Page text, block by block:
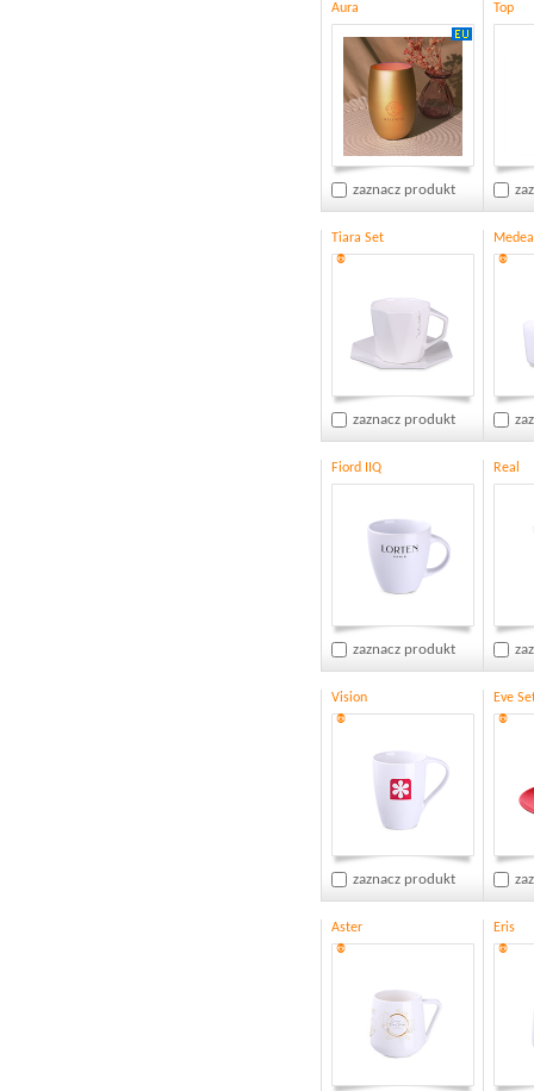
Aura
zaznacz produkt
Top
Tiara Set
®
zaznacz produkt
Medea
®
Fiord IIQ
zaznacz produkt
Real
Vision
®
zaznacz produkt
Eve
®
Aster
®
Eris
®